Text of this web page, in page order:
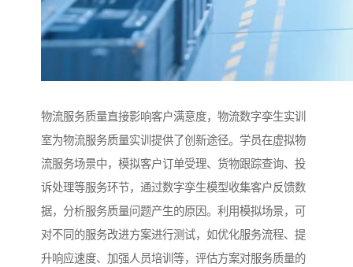
物流服务质量直接影响客户满意度，物流数字孪生实训
室为物流服务质量实训提供了创新途径。学员在虚拟物
流服务场景中，模拟客户订单受理、货物跟踪查询、投
诉处理等服务环节，通过数字孪生模型收集客户反馈数
据，分析服务质量问题产生的原因。利用模拟场景，可
对不同的服务改进方案进行测试，如优化服务流程、提
升响应速度、加强人员培训等，评估方案对服务质量的